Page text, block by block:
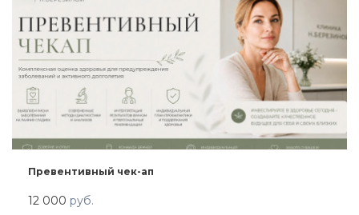
Превентивный чек-ап
12 000 руб.